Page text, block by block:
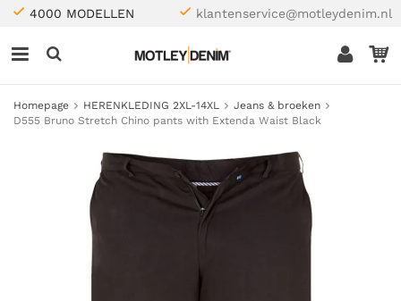
4000 MODELLEN klantenservice@motleydenim.nl
Homepage HERENKLEDING 2XL-14XL
Jeans & broeken
D555 Bruno Stretch Chino pants with Extenda Waist Black